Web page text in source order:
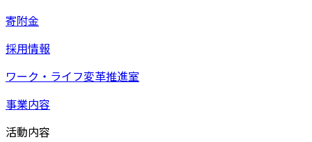
寄附金
採用情報
ワーク・ライフ変革推進室
事業内容
活動内容